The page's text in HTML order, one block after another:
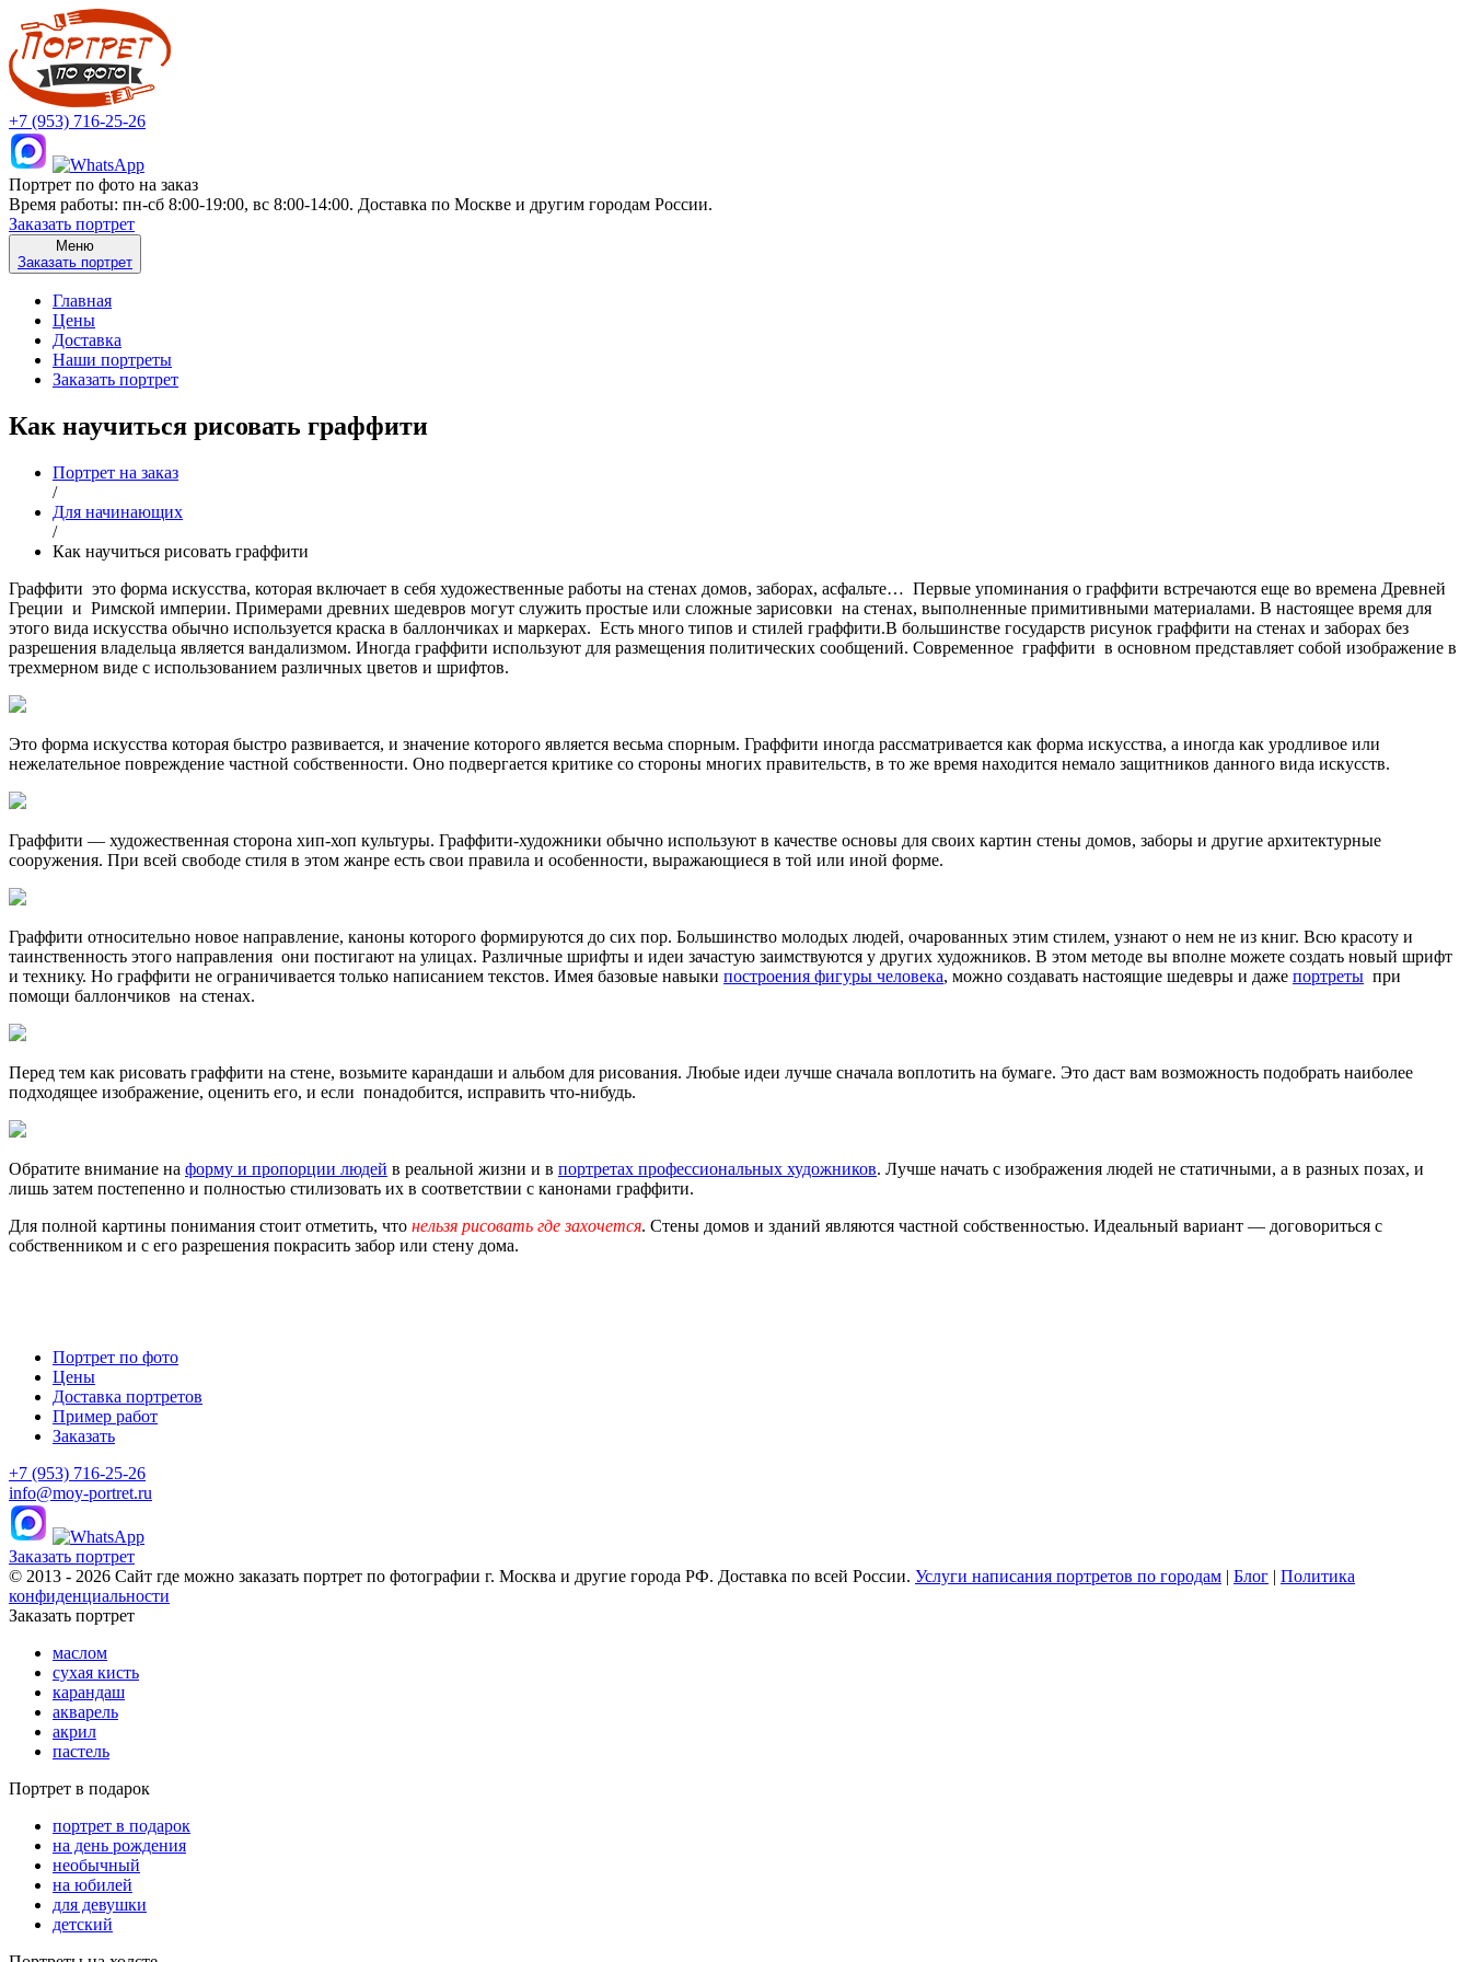
+7 (953) 716-25-26
Портрет по фото на заказ
Время работы: пн-сб 8:00-19:00, вс 8:00-14:00. Доставка по Москве и другим городам России.
Заказать портрет
Меню
Заказать портрет
Главная
Цены
Доставка
Наши портреты
Заказать портрет
Как научиться рисовать граффити
Портрет на заказ
/
Для начинающих
/
Как научиться рисовать граффити
Граффити это форма искусства, которая включает в себя художественные работы на стенах домов, заборах, асфальте… Первые упоминания о граффити встречаются еще во времена Древней
Греции и Римской империи. Примерами древних шедевров могут служить простые или сложные зарисовки на стенах, выполненные примитивными материалами. В настоящее время для
этого вида искусства обычно используется краска в баллончиках и маркерах. Есть много типов и стилей граффити.В большинстве государств рисунок граффити на стенах и заборах без
разрешения владельца является вандализмом. Иногда граффити используют для размещения политических сообщений. Современное граффити в основном представляет собой изображение в
трехмерном виде с использованием различных цветов и шрифтов.
Это форма искусства которая быстро развивается, и значение которого является весьма спорным. Граффити иногда рассматривается как форма искусства, а иногда как уродливое или
нежелательное повреждение частной собственности. Оно подвергается критике со стороны многих правительств, в то же время находится немало защитников данного вида искусств.
Граффити — художественная сторона хип-хоп культуры. Граффити-художники обычно используют в качестве основы для своих картин стены домов, заборы и другие архитектурные
сооружения. При всей свободе стиля в этом жанре есть свои правила и особенности, выражающиеся в той или иной форме.
Граффити относительно новое направление, каноны которого формируются до сих пор. Большинство молодых людей, очарованных этим стилем, узнают о нем не из книг. Всю красоту и
таинственность этого направления они постигают на улицах. Различные шрифты и идеи зачастую заимствуются у других художников. В этом методе вы вполне можете создать новый шрифт
и технику. Но граффити не ограничивается только написанием текстов. Имея базовые навыки построения фигуры человека, можно создавать настоящие шедевры и даже портреты при
помощи баллончиков на стенах.
Перед тем как рисовать граффити на стене, возьмите карандаши и альбом для рисования. Любые идеи лучше сначала воплотить на бумаге. Это даст вам возможность подобрать наиболее
подходящее изображение, оценить его, и если понадобится, исправить что-нибудь.
Обратите внимание на форму и пропорции людей в реальной жизни и в портретах профессиональных художников. Лучше начать с изображения людей не статичными, а в разных позах, и
лишь затем постепенно и полностью стилизовать их в соответствии с канонами граффити.
Для полной картины понимания стоит отметить, что нельзя рисовать где захочется. Стены домов и зданий являются частной собственностью. Идеальный вариант — договориться с
собственником и с его разрешения покрасить забор или стену дома.
Портрет по фото
Цены
Доставка портретов
Пример работ
Заказать
+7 (953) 716-25-26
info@moy-portret.ru
Заказать портрет
© 2013 - 2026 Сайт где можно заказать портрет по фотографии г. Москва и другие города РФ. Доставка по всей России. Услуги написания портретов по городам | Блог | Политика
конфиденциальности
Заказать портрет
маслом
сухая кисть
карандаш
акварель
акрил
пастель
Портрет в подарок
портрет в подарок
на день рождения
необычный
на юбилей
для девушки
детский